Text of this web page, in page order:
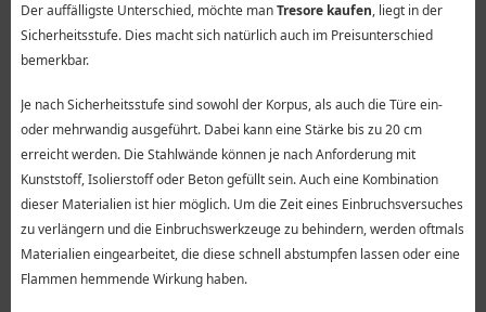
Der auffälligste Unterschied, möchte manTresore kaufen, liegt in der
Sicherheitsstufe. Dies macht sich natürlich auch im Preisunterschied
bemerkbar.
Je nach Sicherheitsstufe sind sowohl der Korpus, als auch die Türe ein-
oder mehrwandig ausgeführt. Dabei kann eine Stärke bis zu 20 cm
erreicht werden. Die Stahlwände können je nach Anforderung mit
Kunststoff, Isolierstoff oder Beton gefüllt sein. Auch eine Kombination
dieser Materialien ist hier möglich. Um die Zeit eines Einbruchsversuches
zu verlängern und die Einbruchswerkzeuge zu behindern, werden oftmals
Materialien eingearbeitet, die diese schnell abstumpfen lassen oder eine
Flammen hemmende Wirkung haben.